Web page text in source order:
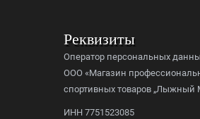
Реквизиты
Оператор персональных
ООО «Магазин
спортивных товаров „Лыжный
ИНН 7751523085